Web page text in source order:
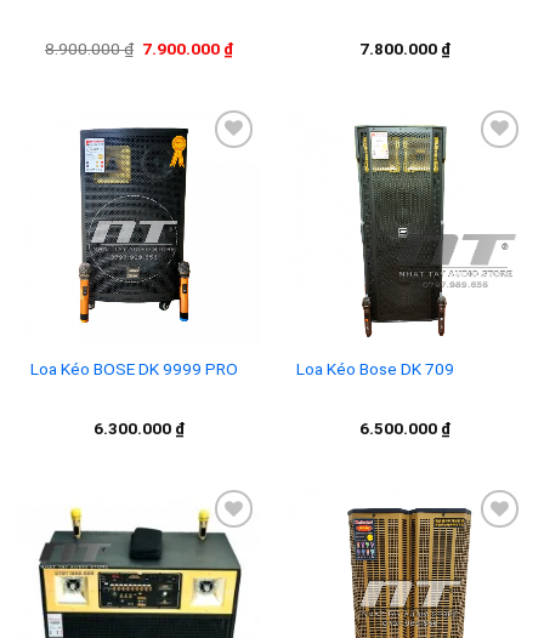
8.900.000₫ Giá
7.900.000 ₫Giá
7.900.000 ₫.
7.800.000 ₫
Loa Kéo BOSE DK 9999 PRO
6.300.000 ₫
Loa Kéo Bose DK 709
6.500.000 ₫
Add to
wishlist
wishlist